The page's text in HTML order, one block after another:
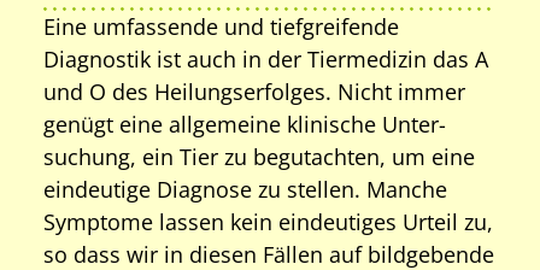
Eine umfassende und tief­greifende
Diagnostik ist auch in der Tier­medizin das A
und O des Heilungs­erfolges. Nicht immer
genügt eine allgemeine klinische Unter­
suchung, ein Tier zu begutachten, um eine
eindeutige Diagnose zu stellen. Manche
Symptome lassen kein eindeutiges Urteil zu,
so dass wir in diesen Fällen auf bild­gebende